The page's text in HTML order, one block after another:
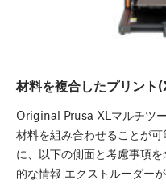
材料を複合したプリント
Original Prusa XLマルチツ
材料を組み合わせることが
に、以下の側面と考慮事項
的な情報 エクストルーダー